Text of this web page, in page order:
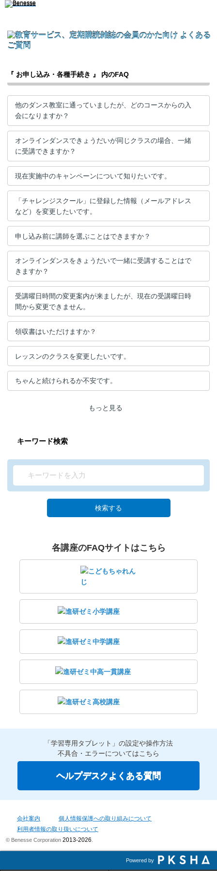
『 お申し込み・各種手続き 』 内のFAQ
他のダンス教室に通っていましたが、どのコースからの入
会になりますか？
オンラインダンスできょうだいが同じクラスの場合、一緒
に受講できますか？
現在実施中のキャンペーンについて知りたいです。
「チャレンジスクール」に登録した情報（メールアドレス
など）を変更したいです。
申し込み前に講師を選ぶことはできますか？
オンラインダンスをきょうだいで一緒に受講することはで
きますか？
受講曜日時間の変更案内が来ましたが、現在の受講曜日時
間から変更できません。
領収書はいただけますか？
レッスンのクラスを変更したいです。
ちゃんと続けられるか不安です。
もっと見る
キーワード検索
検索する
各講座のFAQサイトはこちら
「学習専用タブレット」の設定や操作方法
不具合・エラーについてはこちら
ヘルプデスクよくある質問
会社案内
個人情報保護への取り組みについて
利用者情報の取り扱いについて
© Benesse Corporation 2013-2026
Powered by